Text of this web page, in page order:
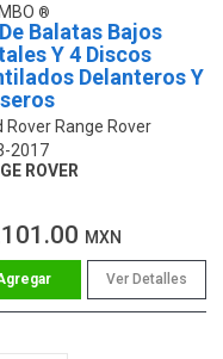
Balatas Bajos
Y 4 Discos
Delanteros Y
Rover Range Rover
2017
ROVER
MXN
Ver Detalles